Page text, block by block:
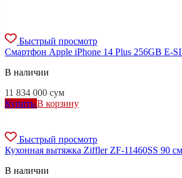
Быстрый просмотр
Смартфон Apple iPhone 14 Plus 256GB E-
В наличии
11 834 000 сум
Купить В корзину
Быстрый просмотр
Кухонная вытяжка Ziffler ZF-11460SS 90
В наличии